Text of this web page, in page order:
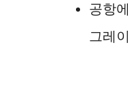
공항
그레